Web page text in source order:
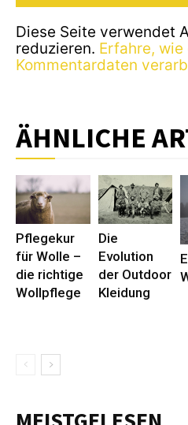
Diese Seite verwendet
reduzieren. Erfahre, wie
Kommentardaten
ÄHNLICHE
Pflegekur
für Wolle –
die richtige
Wollpflege
Die
Evolution
der Outdoor
Kleidung